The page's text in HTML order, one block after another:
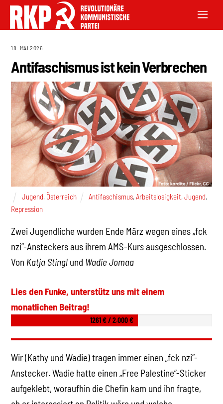
18. MAI 2026
Antifaschismus ist kein Verbrechen
Jugend, Österreich Antifaschismus,Arbeitslosigkeit,Jugend,
Repression
Zwei Jugendliche wurden Ende März wegen eines „fck
nzi“-Ansteckers aus ihrem AMS-Kurs ausgeschlossen.
Von Katja Stingl und Wadie Jomaa
Lies den Funke, unterstütz uns mit einem
monatlichen Beitrag!
1261 € / 2.000 €
Wir (Kathy und Wadie) tragen immer einen „fck nzi“-
Anstecker. Wadie hatte einen „Free Palestine“-Sticker
aufgeklebt, woraufhin die Chefin kam und ihn fragte,